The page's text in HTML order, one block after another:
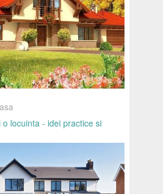
locuinta - idei practice si